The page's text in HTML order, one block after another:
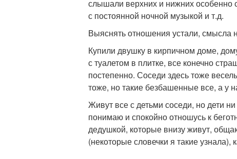
слышали верхних и нижних особенно
с постоянной ночной музыкой и т.д.
Выяснять отношения устали, смысла
Купили двушку в кирпичном доме,
с туалетом в плитке, все конечно
постепенно. Соседи здесь тоже
тоже, но такие безбашенные все, а у
Живут все с детьми соседи, но дети
понимаю и спокойно отношусь к
дедушкой, которые внизу живут,
(некоторые словечки я такие